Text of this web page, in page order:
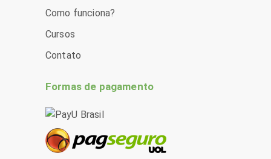
Como funciona?
Cursos
Contato
Formas de pagamento